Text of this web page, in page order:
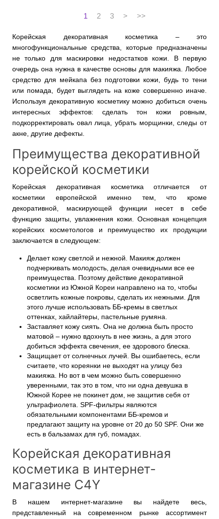
1 2 3 > >>
Корейская декоративная косметика – это
многофункциональные средства, которые предназначены
не только для маскировки недостатков кожи. В первую
очередь она нужна в качестве основы для макияжа. Любое
средство для мейкапа без подготовки кожи, будь то тени
или помада, будет выглядеть на коже совершенно иначе.
Используя декоративную косметику можно добиться очень
интересных эффектов: сделать тон кожи ровным,
подкорректировать овал лица, убрать морщинки, следы от
акне, другие дефекты.
Преимущества декоративной
корейской косметики
Корейская декоративная косметика отличается от
косметики европейской именно тем, что кроме
декоративной, маскирующей функции несет в себе
функцию защиты, увлажнения кожи. Основная концепция
корейских косметологов и преимущество их продукции
заключается в следующем:
Делает кожу светлой и нежной. Макияж должен
подчеркивать молодость, делая очевидными все ее
преимущества. Поэтому действие декоративной
косметики из Южной Кореи направлено на то, чтобы
осветлить кожные покровы, сделать их нежными. Для
этого лучше использовать ББ-кремы в светлых
оттенках, хайлайтеры, пастельные румяна.
Заставляет кожу сиять. Она не должна быть просто
матовой – нужно вдохнуть в нее жизнь, а для этого
добиться эффекта свечения, ее здорового блеска.
Защищает от солнечных лучей. Вы ошибаетесь, если
считаете, что кореянки не выходят на улицу без
макияжа. Но вот в чем можно быть совершенно
уверенными, так это в том, что ни одна девушка в
Южной Корее не покинет дом, не защитив себя от
ультрафиолета. SPF-фильтры являются
обязательными компонентами ББ-кремов и
предлагают защиту на уровне от 20 до 50 SPF. Они же
есть в бальзамах для губ, помадах.
Корейская декоративная
косметика в интернет-
магазине C4Y
В нашем интернет-магазине вы найдете весь,
представленный на современном рынке ассортимент